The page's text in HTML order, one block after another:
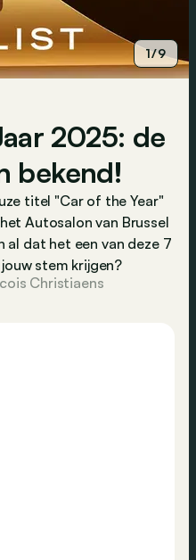
1/9
2025: de
bekend!
titel "Car of the Year"
Autosalon van Brussel
al dat het een van deze 7
stem krijgen?
Christiaens